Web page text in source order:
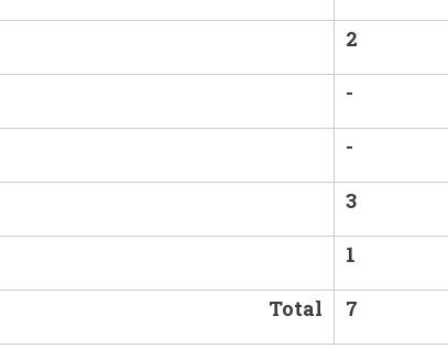
2
-
-
3
1
Total 7